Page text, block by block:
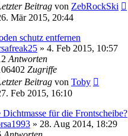
Beitrag von ZebRockSki
Mär 2015, 20:44
schutz entfernen
» 4. Feb 2015, 10:57
Antworten
Zugriffe
Beitrag von Toby
Feb 2015, 16:10
Dichtmasse für die Frontscheibe?
» 28. Aug 2014, 18:29